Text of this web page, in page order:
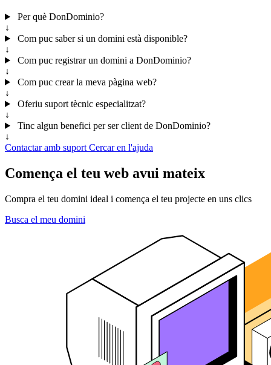
Per què DonDominio?
↓
Com puc saber si un domini està disponible?
↓
Com puc registrar un domini a DonDominio?
↓
Com puc crear la meva pàgina web?
↓
Oferiu suport tècnic especialitzat?
↓
Tinc algun benefici per ser client de DonDominio?
↓
Contactar amb suport Cercar en l'ajuda
Comença el teu web avui mateix
Compra el teu domini ideal i comença el teu projecte en uns clics
Busca el meu domini